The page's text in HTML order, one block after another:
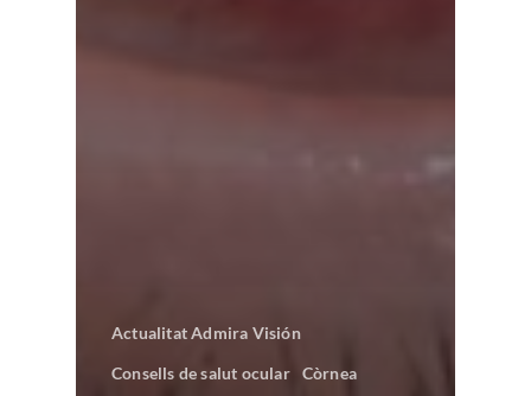
Actualitat Admira Visión
Consells de salut ocular Còrnea